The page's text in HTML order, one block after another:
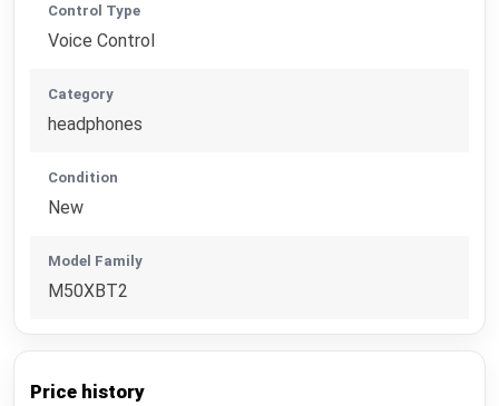
Control Type
Voice Control
Category
headphones
Condition
New
Model Family
M50XBT2
Price history